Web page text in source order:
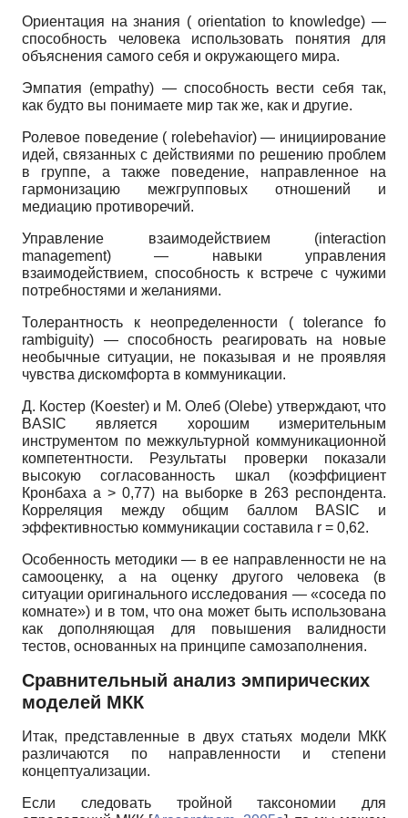
Ориентация на знания ( orientation to knowledge) —
способность человека использовать понятия для
объяснения самого себя и окружающего мира.
Эмпатия (empathy) — способность вести себя так,
как будто вы понимаете мир так же, как и другие.
Ролевое поведение ( rolebehavior) — инициирование
идей, связанных с действиями по решению проблем
в группе, а также поведение, направленное на
гармонизацию межгрупповых отношений и
медиацию противоречий.
Управление взаимодействием (interaction
management) — навыки управления
взаимодействием, способность к встрече с чужими
потребностями и желаниями.
Толерантность к неопределенности ( tolerance fo
rambiguity) — способность реагировать на новые
необычные ситуации, не показывая и не проявляя
чувства дискомфорта в коммуникации.
Д. Костер (Koester) и М. Олеб (Olebe) утверждают, что
BASIC является хорошим измерительным
инструментом по межкультурной коммуникационной
компетентности. Результаты проверки показали
высокую согласованность шкал (коэффициент
Кронбаха а > 0,77) на выборке в 263 респондента.
Корреляция между общим баллом BASIC и
эффективностью коммуникации составила r = 0,62.
Особенность методики — в ее направленности не на
самооценку, а на оценку другого человека (в
ситуации оригинального исследования — «соседа по
комнате») и в том, что она может быть использована
как дополняющая для повышения валидности
тестов, основанных на принципе самозаполнения.
Сравнительный анализ эмпирических
моделей МКК
Итак, представленные в двух статьях модели МКК
различаются по направленности и степени
концептуализации.
Если следовать тройной таксономии для